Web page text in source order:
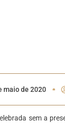
maio de 2020
sem a